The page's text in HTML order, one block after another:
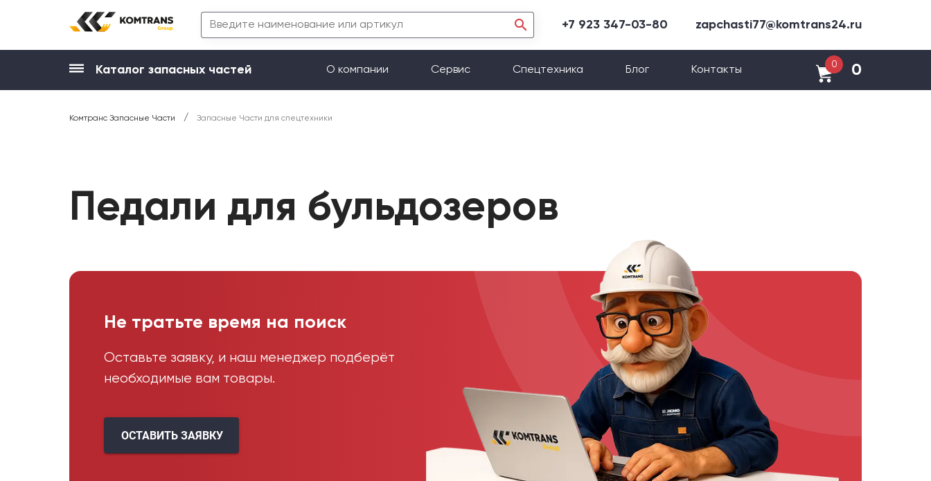
+7 923 347-03-80 zapchasti77@komtrans24.ru
Каталог запасных частей О компании Сервис Спецтехника Блог Контакты
0 0
Комтранс Запасные Части / Запасные Части для спецтехники
Педали для бульдозеров
Не тратьте время на поиск
Оставьте заявку, и наш менеджер подберёт
необходимые вам товары.
ОСТАВИТЬ ЗАЯВКУ